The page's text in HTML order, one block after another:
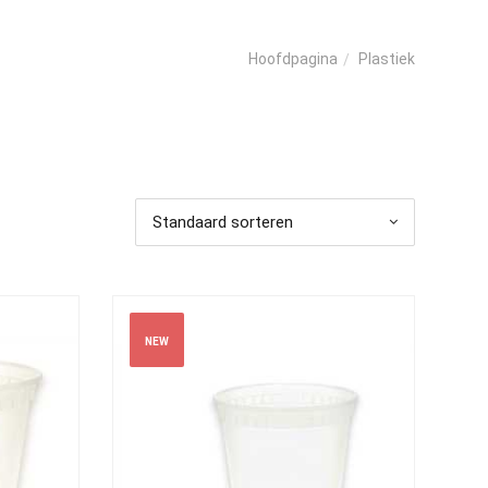
Hoofdpagina Plastiek
Standaard sorteren
NEW